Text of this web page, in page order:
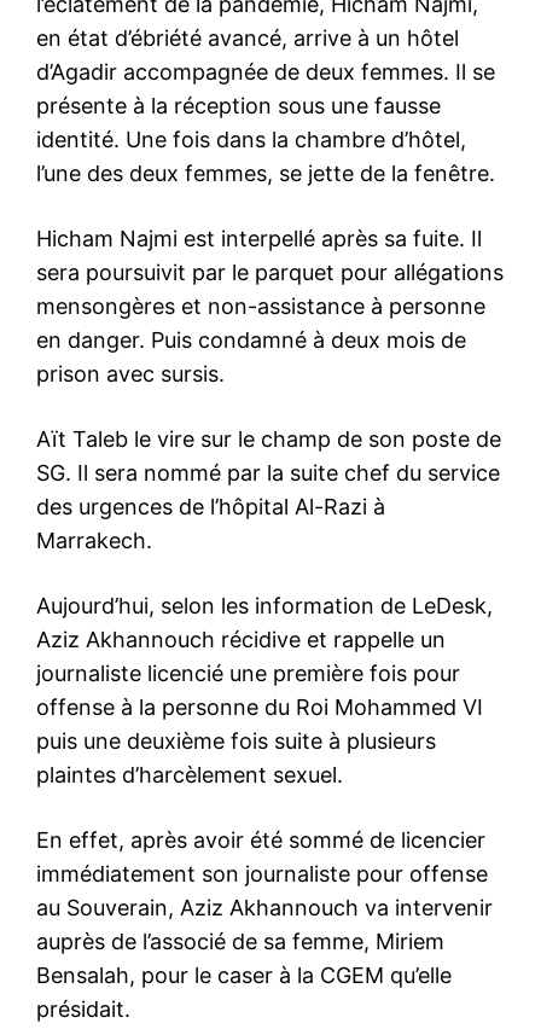
en état d’ébriété avancé, arrive à un hôtel
d’Agadir accompagnée de deux femmes. Il se
présente à la réception sous une fausse
identité. Une fois dans la chambre d’hôtel,
l’une des deux femmes, se jette de la fenêtre.
Hicham Najmi est interpellé après sa fuite. Il
sera poursuivit par le parquet pour allégations
mensongères et non-assistance à personne
en danger. Puis condamné à deux mois de
prison avec sursis.
Aït Taleb le vire sur le champ de son poste de
SG. Il sera nommé par la suite chef du service
des urgences de l’hôpital Al-Razi à
Marrakech.
Aujourd’hui, selon les information de LeDesk,
Aziz Akhannouch récidive et rappelle un
journaliste licencié une première fois pour
offense à la personne du Roi Mohammed VI
puis une deuxième fois suite à plusieurs
plaintes d’harcèlement sexuel.
En effet, après avoir été sommé de licencier
immédiatement son journaliste pour offense
au Souverain, Aziz Akhannouch va intervenir
auprès de l’associé de sa femme, Miriem
Bensalah, pour le caser à la CGEM qu’elle
présidait.